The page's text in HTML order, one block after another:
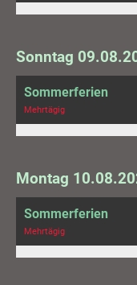
Sonntag
Sommerferien
Mehrtägig
Montag
Sommerferien
Mehrtägig